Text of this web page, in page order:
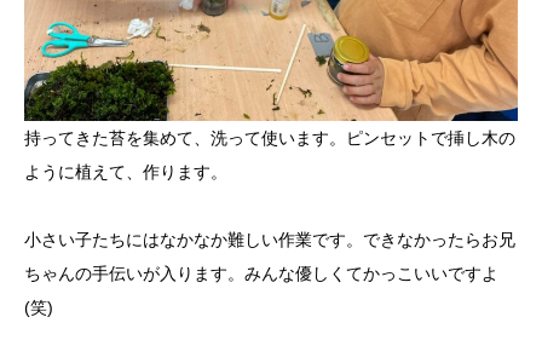
持ってきた苔を集めて、洗って使います。ピンセットで挿し木の
ように植えて、作ります。
小さい子たちにはなかなか難しい作業です。できなかったらお兄
ちゃんの手伝いが入ります。みんな優しくてかっこいいですよ
(笑)